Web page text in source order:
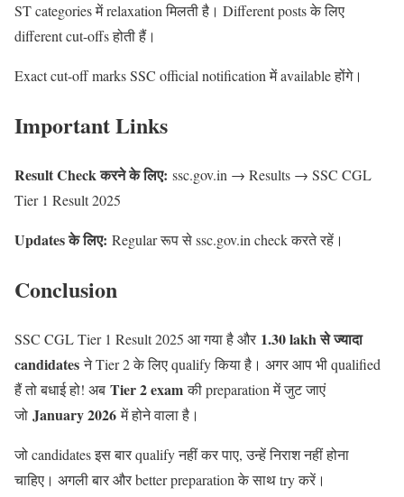
ST categories में relaxation मिलती है। Different posts के लिए
different cut-offs होती हैं।
Exact cut-off marks SSC official notification में available होंगे।
Important Links
Result Check करने के लिए: ssc.gov.in → Results → SSC CGL
Tier 1 Result 2025
Updates के लिए: Regular रूप से ssc.gov.in check करते रहें।
Conclusion
SSC CGL Tier 1 Result 2025 आ गया है और 1.30 lakh से ज्यादा
candidatesने Tier 2 के लिए qualify किया है। अगर आप भी qualified
हैं तो बधाई हो! अब Tier 2 examकी preparation में जुट जाएं
जो January 2026में होने वाला है।
जो candidates इस बार qualify नहीं कर पाए, उन्हें निराश नहीं होना
चाहिए। अगली बार और better preparation के साथ try करें।